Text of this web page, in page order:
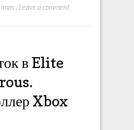
, Leave a comment
в Elite
Xbox